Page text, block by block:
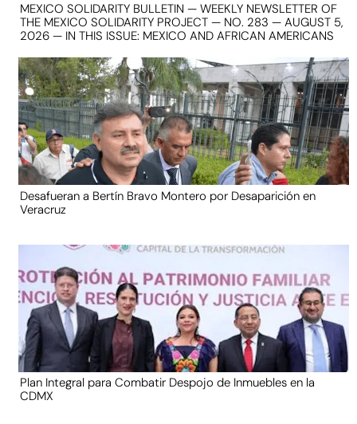
MEXICO SOLIDARITY BULLETIN — WEEKLY NEWSLETTER OF
THE MEXICO SOLIDARITY PROJECT — NO. 283 — AUGUST 5,
2026 — IN THIS ISSUE: MEXICO AND AFRICAN AMERICANS
Desafueran a Bertín Bravo Montero por Desaparición en
Veracruz
Plan Integral para Combatir Despojo de Inmuebles en la
CDMX